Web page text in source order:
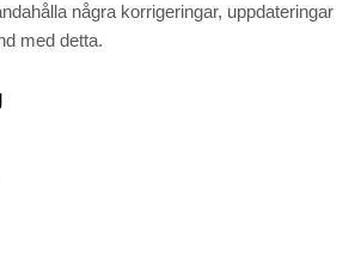
några korrigeringar, uppdateringar
med detta.